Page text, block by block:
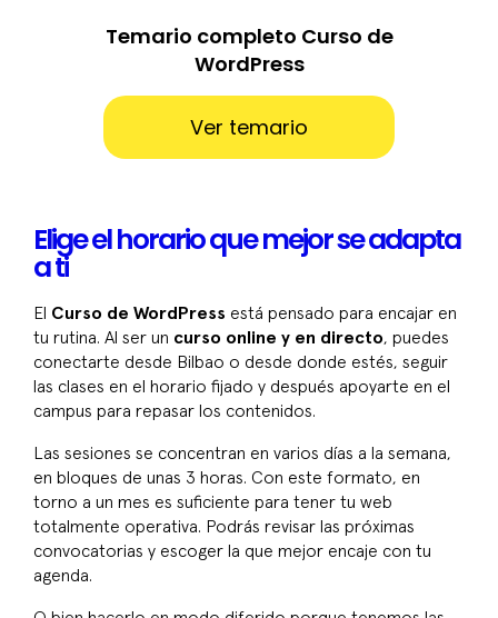
Temario completo Curso de
WordPress
Ver temario
Elige el horario que mejor se adapta
a ti
El Curso de WordPress está pensado para encajar en
tu rutina. Al ser un curso online y en directo, puedes
conectarte desde Bilbao o desde donde estés, seguir
las clases en el horario fijado y después apoyarte en el
campus para repasar los contenidos.
Las sesiones se concentran en varios días a la semana,
en bloques de unas 3 horas. Con este formato, en
torno a un mes es suficiente para tener tu web
totalmente operativa. Podrás revisar las próximas
convocatorias y escoger la que mejor encaje con tu
agenda.